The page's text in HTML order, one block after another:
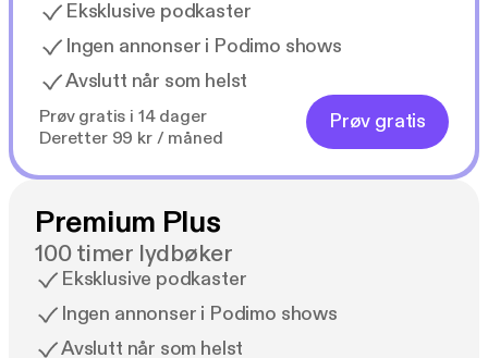
Eksklusive podkaster
Ingen annonser i Podimo shows
Avslutt når som helst
Prøv gratis i 14 dager
Deretter 99 kr / måned
Prøv gratis
Premium Plus
100 timer lydbøker
Eksklusive podkaster
Ingen annonser i Podimo shows
Avslutt når som helst